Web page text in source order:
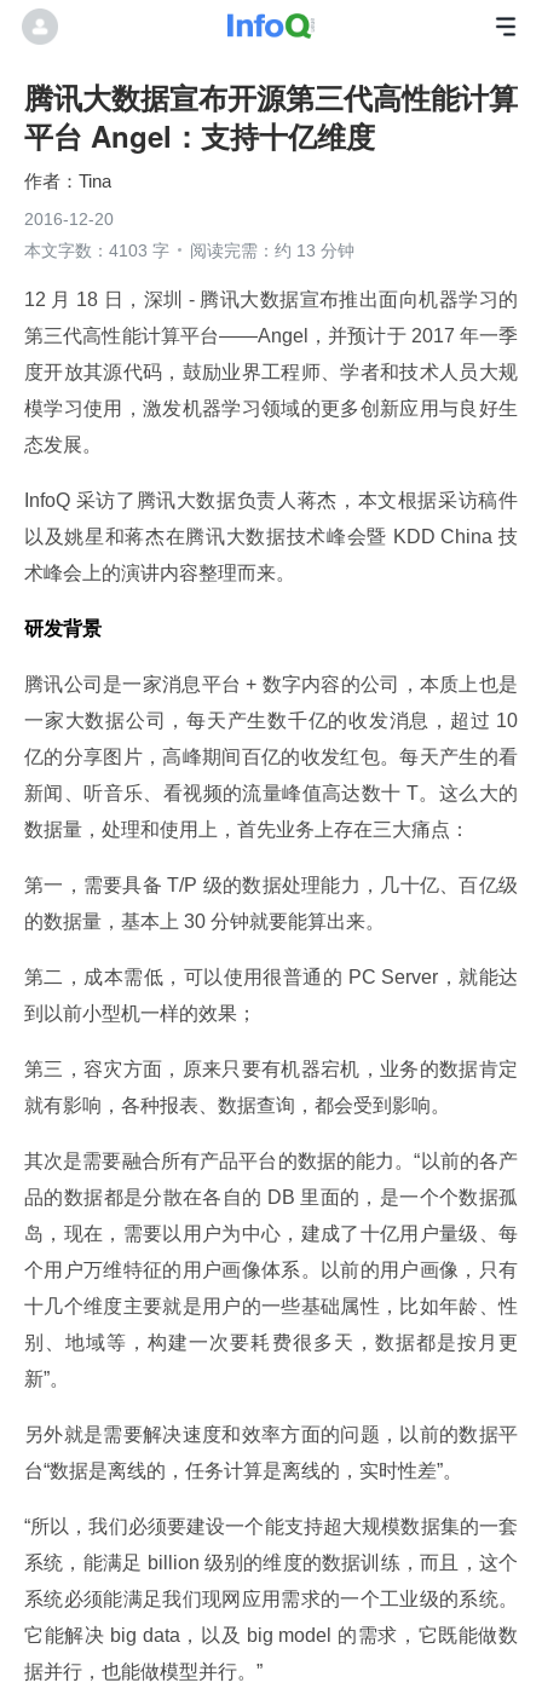
腾讯大数据宣布开源第三代高性能计算
平台 Angel：支持十亿维度
Tina
2016-12-20
本文字数：4103 字
阅读完需：约 13 分钟
12 月 18 日，深圳 - 腾讯大数据宣布推出面向机器学习的
第三代高性能计算平台——Angel，并预计于 2017 年一季
度开放其源代码，鼓励业界工程师、学者和技术人员大规
模学习使用，激发机器学习领域的更多创新应用与良好生
态发展。
InfoQ 采访了腾讯大数据负责人蒋杰，本文根据采访稿件
以及姚星和蒋杰在腾讯大数据技术峰会暨 KDD China 技
术峰会上的演讲内容整理而来。
研发背景
腾讯公司是一家消息平台 + 数字内容的公司，本质上也是
一家大数据公司，每天产生数千亿的收发消息，超过 10
亿的分享图片，高峰期间百亿的收发红包。每天产生的看
新闻、听音乐、看视频的流量峰值高达数十 T。这么大的
数据量，处理和使用上，首先业务上存在三大痛点：
第一，需要具备 T/P 级的数据处理能力，几十亿、百亿级
的数据量，基本上 30 分钟就要能算出来。
第二，成本需低，可以使用很普通的 PC Server，就能达
到以前小型机一样的效果；
第三，容灾方面，原来只要有机器宕机，业务的数据肯定
就有影响，各种报表、数据查询，都会受到影响。
其次是需要融合所有产品平台的数据的能力。“以前的各产
品的数据都是分散在各自的 DB 里面的，是一个个数据孤
岛，现在，需要以用户为中心，建成了十亿用户量级、每
个用户万维特征的用户画像体系。以前的用户画像，只有
十几个维度主要就是用户的一些基础属性，比如年龄、性
别、地域等，构建一次要耗费很多天，数据都是按月更
新”。
另外就是需要解决速度和效率方面的问题，以前的数据平
台“数据是离线的，任务计算是离线的，实时性差”。
“所以，我们必须要建设一个能支持超大规模数据集的一套
系统，能满足 billion 级别的维度的数据训练，而且，这个
系统必须能满足我们现网应用需求的一个工业级的系统。
它能解决 big data，以及 big model 的需求，它既能做数
据并行，也能做模型并行。”